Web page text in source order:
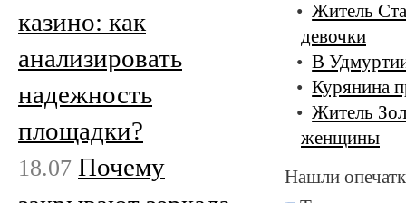
Житель
девочки
В
Курянина
Житель
женщины
Нашли
казино: как
анализировать
надежность
площадки?
18.07 Почему